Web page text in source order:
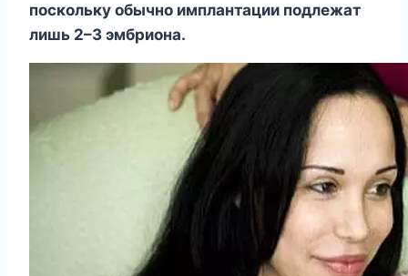
поскольку обычно имплантации подлежат
лишь 2–3 эмбриона.